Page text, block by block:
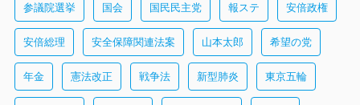
参議院選挙 国会 国民民主党 報ステ 安倍政権
安倍総理 安全保障関連法案 山本太郎 希望の党
年金 憲法改正 戦争法 新型肺炎 東京五輪